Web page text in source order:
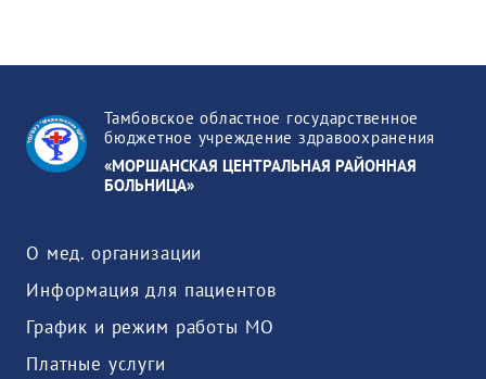
Тамбовское областное государственное
бюджетное учреждение здравоохранения
«МОРШАНСКАЯ ЦЕНТРАЛЬНАЯ РАЙОННАЯ
БОЛЬНИЦА»
О мед. организации
Информация для пациентов
График и режим работы МО
Платные услуги